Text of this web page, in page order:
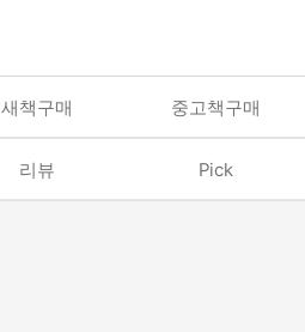
새책구매 중고책구매
리뷰 Pick